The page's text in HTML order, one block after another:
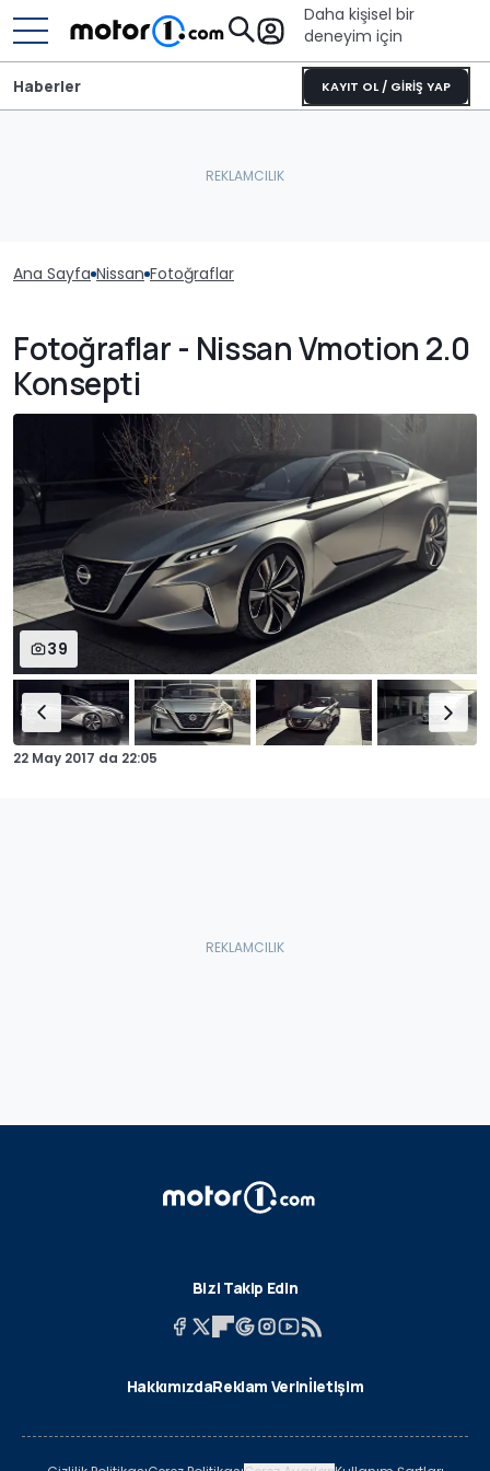
Daha kişisel bir
deneyim için
KAYIT OL / GİRİŞ YAP
Haberler
Ana Sayfa Nissan Fotoğraflar
Fotoğraflar - Nissan Vmotion 2.0
Konsepti
39
22 May 2017 da 22:05
Bizi Takip Edin
HakkımızdaReklam Verinİletişim